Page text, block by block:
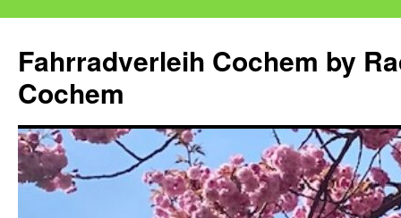
springen
Fahrradverleih Cochem by
Cochem